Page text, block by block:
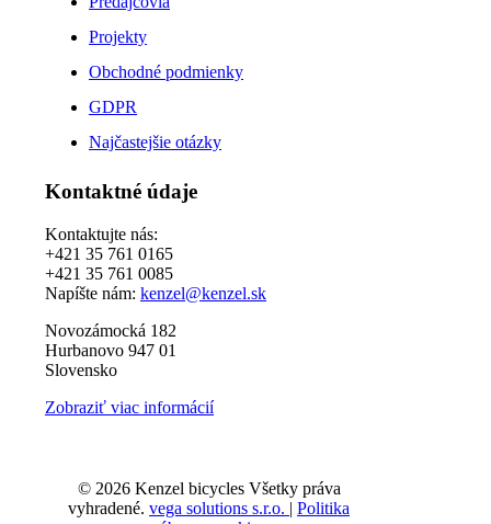
Projekty
Obchodné podmienky
GDPR
Najčastejšie otázky
Kontaktné údaje
Kontaktujte nás:
+421 35 761 0165
+421 35 761 0085
Napíšte nám: kenzel@kenzel.sk
Novozámocká 182
Hurbanovo 947 01
Slovensko
Zobraziť viac informácií
© 2026 Kenzel bicycles Všetky práva
vyhradené. vega solutions s.r.o. | Politika